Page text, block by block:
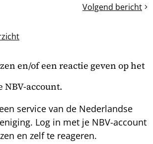
Volgend bericht
Broedafleggers
de
voor
de
eventuele
en/of een reactie geven op het
NBV-account.
service van de Nederlandse
Log in met je NBV-account
en zelf te reageren.